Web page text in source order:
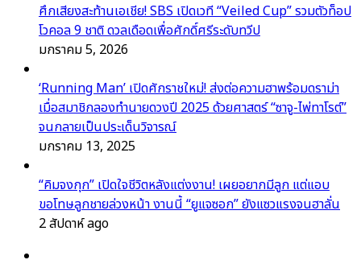
ศึกเสียงสะท้านเอเชีย! SBS เปิดเวที “Veiled Cup” รวมตัวท็อป
โวคอล 9 ชาติ ดวลเดือดเพื่อศักดิ์ศรีระดับทวีป
มกราคม 5, 2026
‘Running Man’ เปิดศักราชใหม่! ส่งต่อความฮาพร้อมดราม่า
เมื่อสมาชิกลองทำนายดวงปี 2025 ด้วยศาสตร์ “ซาจู-ไพ่ทาโรต์”
จนกลายเป็นประเด็นวิจารณ์
มกราคม 13, 2025
“คิมจงกุก” เปิดใจชีวิตหลังแต่งงาน! เผยอยากมีลูก แต่แอบ
ขอโทษลูกชายล่วงหน้า งานนี้ “ยูแจซอก” ยังแซวแรงจนฮาลั่น
2 สัปดาห์ ago